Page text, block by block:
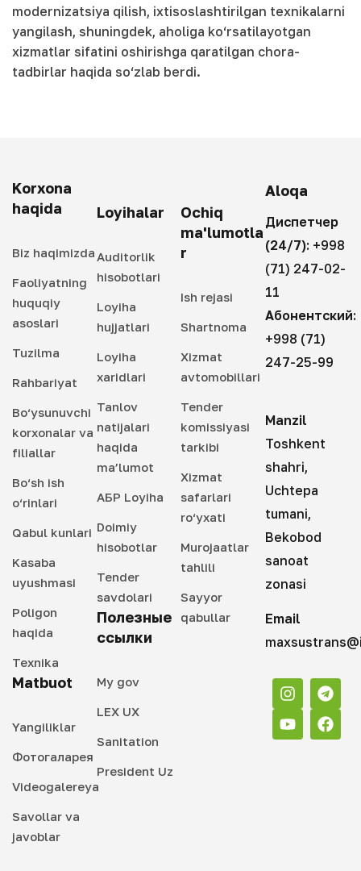
modernizatsiya qilish, ixtisoslashtirilgan texnikalarni
yangilash, shuningdek, aholiga ko‘rsatilayotgan
xizmatlar sifatini oshirishga qaratilgan chora-
tadbirlar haqida so‘zlab berdi.
Korxona
haqida
Biz haqimizda
Faoliyatning
huquqiy
asoslari
Tuzilma
Rahbariyat
Bo‘ysunuvchi
korxonalar va
filiallar
Bo‘sh ish
o‘rinlari
Qabul kunlari
Kasaba
uyushmasi
Poligon
haqida
Texnika
Matbuot
Yangiliklar
Фотогаларея
Videogalereya
Savollar va
javoblar
Loyihalar
Auditorlik
hisobotlari
Loyiha
hujjatlari
Loyiha
xaridlari
Tanlov
natijalari
haqida
ma’lumot
АБР Loyiha
Doimiy
hisobotlar
Tender
savdolari
Полезные
ссылки
My gov
LEX UX
Sanitation
President Uz
Ochiq
ma'lumotla
r
Ish rejasi
Shartnoma
Xizmat
avtomobillari
Tender
komissiyasi
tarkibi
Xizmat
safarlari
ro‘yxati
Murojaatlar
tahlili
Sayyor
qabullar
Aloqa
Диспетчер
(24/7): +998
(71) 247-02-
11
Абонентский:
+998 (71)
247-25-99
Manzil
Toshkent
shahri,
Uchtepa
tumani,
Bekobod
sanoat
zonasi
Email